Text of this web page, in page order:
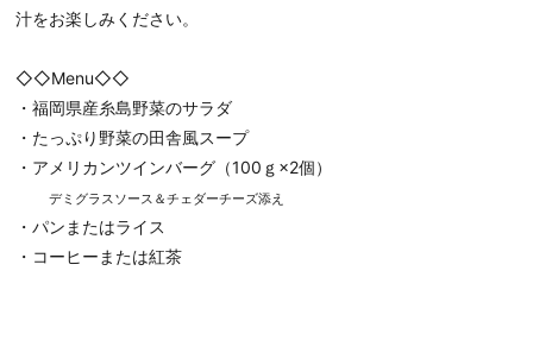
汁をお楽しみください。
◇◇Menu◇◇
・福岡県産糸島野菜のサラダ
・たっぷり野菜の田舎風スープ
・アメリカンツインバーグ（100ｇ×2個）
デミグラスソース＆チェダーチーズ添え
・パンまたはライス
・コーヒーまたは紅茶